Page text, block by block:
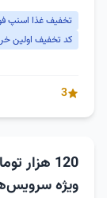
تخفیف غذا اسنپ
کد تخفیف اولین
3
120
ویژه